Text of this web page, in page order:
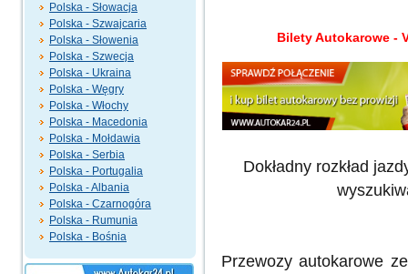
Polska - Słowacja
Polska - Szwajcaria
Polska - Słowenia
Polska - Szwecja
Polska - Ukraina
Polska - Węgry
Polska - Włochy
Polska - Macedonia
Polska - Mołdawia
Polska - Serbia
Polska - Portugalia
Polska - Albania
Polska - Czarnogóra
Polska - Rumunia
Polska - Bośnia
Bilety Autokarowe -
Dokładny rozkład
Przewozy autokarowe